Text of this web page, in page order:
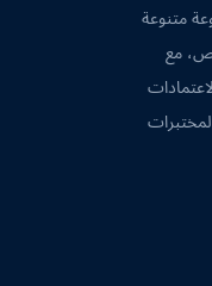
فحص، مع